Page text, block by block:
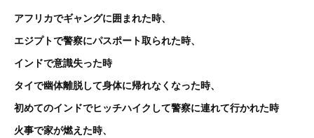
アフリカでギャングに囲まれた時、
エジプトで警察にパスポート取られた時、
インドで意識失った時
タイで幽体離脱して身体に帰れなくなった時、
初めてのインドでヒッチハイクして警察に連れて行かれた時
火事で家が燃えた時、